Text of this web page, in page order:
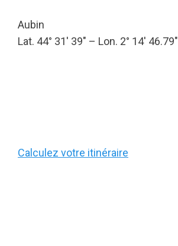
Aubin
Lat. 44° 31′ 39″ – Lon. 2° 14′ 46.79″
Calculez votre itinéraire